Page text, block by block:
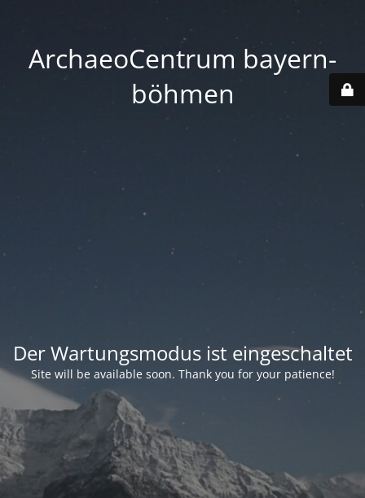
ArchaeoCentrum bayern-
böhmen
Der Wartungsmodus ist eingeschaltet
Site will be available soon. Thank you for your patience!